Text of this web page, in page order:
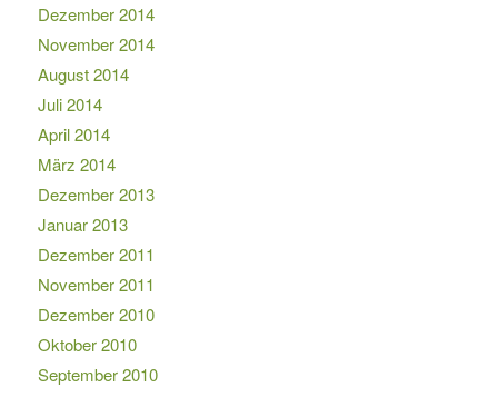
Dezember 2014
November 2014
August 2014
Juli 2014
April 2014
März 2014
Dezember 2013
Januar 2013
Dezember 2011
November 2011
Dezember 2010
Oktober 2010
September 2010